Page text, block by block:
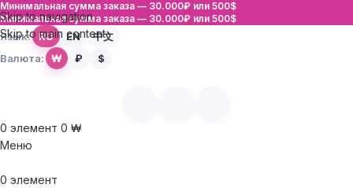
Skip to navigation
Skip to main content
Минимальная сумма заказа — 30.000₽ или 500$
Минимальная сумма заказа — 30.000₽ или 500$
Язык: RU EN
中文
Валюта:
₩ ₽ $
0 элемент 0 ₩
Меню
0 элемент